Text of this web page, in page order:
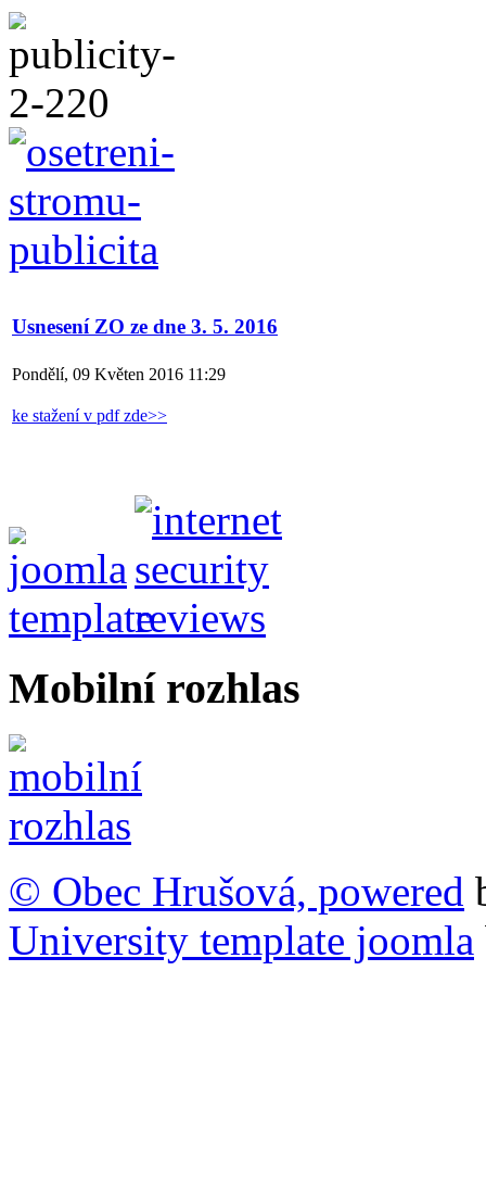
Usnesení ZO ze dne 3. 5. 2016
Pondělí, 09 Květen 2016 11:29
ke stažení v pdf zde>>
Mobilní rozhlas
© Obec Hrušová, powered
University template joomla